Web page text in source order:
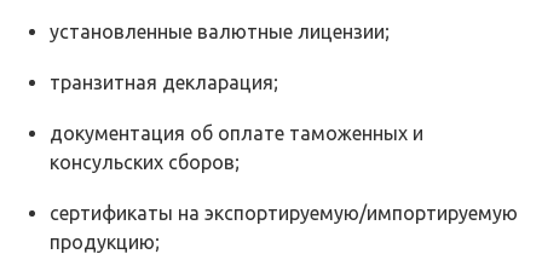
установленные валютные лицензии;
транзитная декларация;
документация об оплате таможенных и
консульских сборов;
сертификаты на экспортируемую/импортируемую
продукцию;